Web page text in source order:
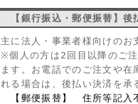
【銀行振込・郵便振替】 後
主に法人・事業者様向けのお
※個人の方は2回目以降のご
ます。 お電話でのご注文や在
れる場合は、後払い決済を承
【郵便振替】 住所等記入